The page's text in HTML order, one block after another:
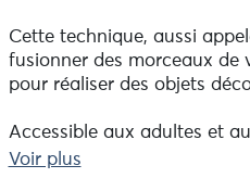
Cette technique, aussi
fusionner des morceaux de
pour réaliser des objets
Accessible aux adultes et
ans, cet atelier créatif et
Voir plus